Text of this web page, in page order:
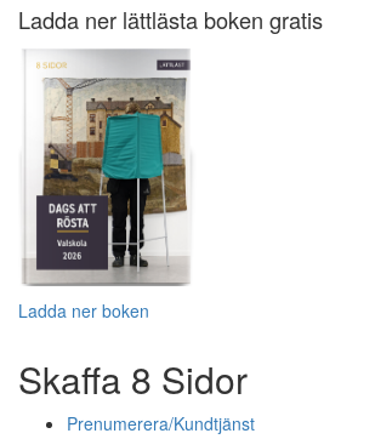
Ladda ner lättlästa boken gratis
Ladda ner boken
Skaffa 8 Sidor
Prenumerera/Kundtjänst